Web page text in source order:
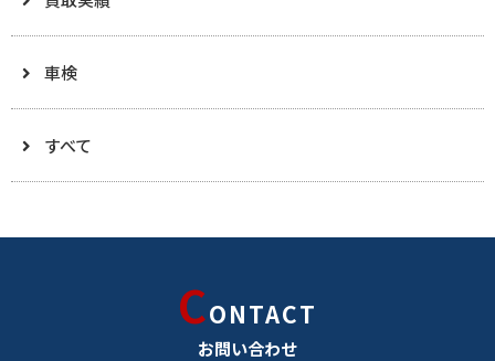
車検
すべて
CONTACT
お問い合わせ